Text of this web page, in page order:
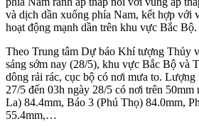
và dịch dần xuống phía Nam, kết hợp với
hoạt động mạnh dần trên khu vực Bắc Bộ.
Theo Trung tâm Dự báo Khí tượng Thủy
sáng sớm nay (28/5), khu vực Bắc Bộ và
dông rải rác, cục bộ có nơi mưa to.
27/5 đến 03h ngày 28/5 có nơi trên
La) 84.4mm, Báo 3 (Phú Thọ) 84.0mm,
55.4mm,…